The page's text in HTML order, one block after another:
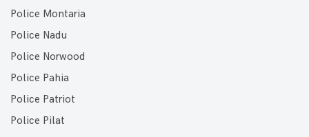
Police Montaria
Police Nadu
Police Norwood
Police Pahia
Police Patriot
Police Pilat